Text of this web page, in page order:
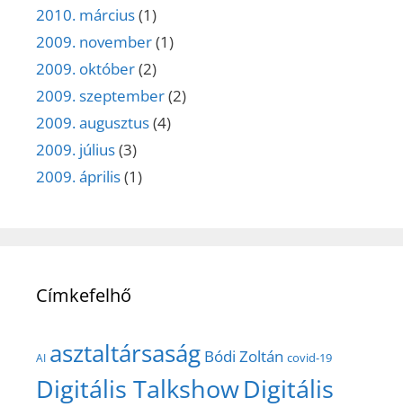
2010. március(1)
2009. november(1)
2009. október(2)
2009. szeptember(2)
2009. augusztus(4)
2009. július(3)
2009. április(1)
Címkefelhő
AI asztaltársaság Bódi Zoltán covid-19
Digitális TalkshowDigitális